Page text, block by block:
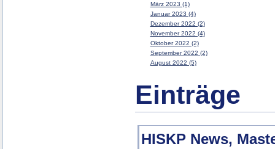
März 2023 (1)
Januar 2023 (4)
Dezember 2022 (2)
November 2022 (4)
Oktober 2022 (2)
September 2022 (2)
August 2022 (5)
Einträge
HISKP News,